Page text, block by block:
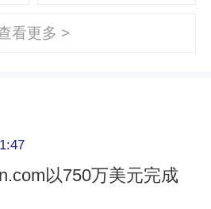
看更多 >
以750万美元完成